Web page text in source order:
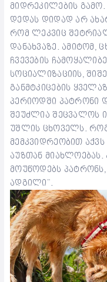
მიდრეკილების
დედას დიდად არ
რომ ლეკვიც
დანახვაზე. ამიტომ,
ჩვევების
სოციალიზაციის,
განმტკიცების
პერიოდში პატრონი
შეუძლია შეცვალოს
უშლის ცხოველს.
მემკვიდრეობით
აუზთან
მოუწოდებს
ადგილი”.